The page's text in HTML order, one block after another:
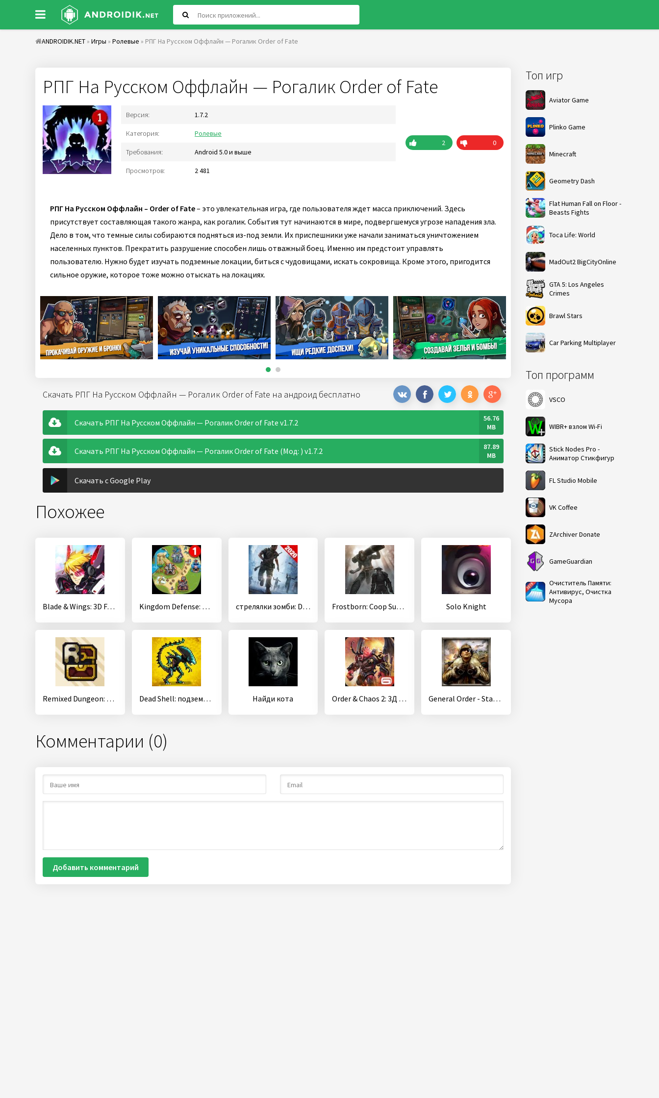
ANDROIDIK.NET » Игры » Ролевые » РПГ На Русском Оффлайн — Рогалик Order of Fate
Топ игр
Aviator Game
Plinko Game
Minecraft
Geometry Dash
Flat Human Fall on Floor -
Beasts Fights
Toca Life: World
MadOut2 BigCityOnline
GTA 5: Los Angeles
Crimes
Brawl Stars
Car Parking Multiplayer
Топ программ
VSCO
WIBR+ взлом Wi-Fi
Stick Nodes Pro -
Аниматор Стикфигур
FL Studio Mobile
VK Coffee
ZArchiver Donate
GameGuardian
Очиститель Памяти:
Антивирус, Очистка
Мусора
РПГ На Русском Оффлайн — Рогалик Order of Fate
Версия: 1.7.2
Категория: Ролевые
Требования: Android 5.0 и выше
Просмотров: 2 481
2 0
РПГ На Русском Оффлайн – Order of Fate– это увлекательная игра, где пользователя ждет масса приключений. Здесь
присутствует составляющая такого жанра, как рогалик. События тут начинаются в мире, подвергшемуся угрозе нападения зла.
Дело в том, что темные силы собираются подняться из-под земли. Их приспешники уже начали заниматься уничтожением
населенных пунктов. Прекратить разрушение способен лишь отважный боец. Именно им предстоит управлять
пользователю. Нужно будет изучать подземные локации, биться с чудовищами, искать сокровища. Кроме этого, пригодится
сильное оружие, которое тоже можно отыскать на локациях.
Скачать РПГ На Русском Оффлайн — Рогалик Order of Fate на андроид бесплатно
Скачать РПГ На Русском Оффлайн — Рогалик Order of Fate v1.7.2
56.76
MB
Скачать РПГ На Русском Оффлайн — Рогалик Order of Fate (Мод: ) v1.7.2
87.89
MB
Скачать с Google Play
Похожее
Blade & Wings: 3D Fantasy Anime of Fate & Legends Kingdom Defense: Война Империй (TD Defense) стрелялки зомби: DEAD TARGET- оффлайн игры Frostborn: Coop Survival Solo Knight
Remixed Dungeon: Pixel Art Roguelike Dead Shell: подземелья мертвых Найди кота Order & Chaos 2: 3Д MMO РПГ General Order - Stay Alert
Комментарии (0)
Добавить комментарий